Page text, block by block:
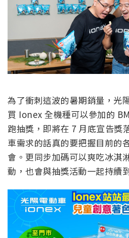
為了衝刺這波的暑期銷量，光
買 Ionex 全機種可以參加的
跑抽獎，即將在 7 月底宣告獎
車需求的話真的要把握目前的
會。更同步加碼可以爽吃冰淇
動，也會與抽獎活動一起持續